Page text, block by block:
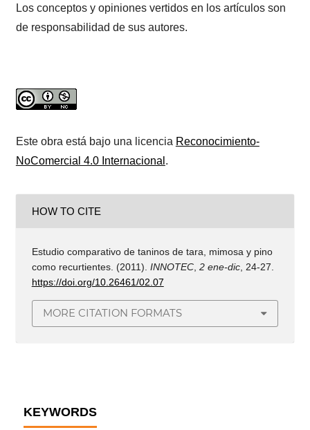
Los conceptos y opiniones vertidos en los artículos son
de responsabilidad de sus autores.
Este obra está bajo una licencia Reconocimiento-
NoComercial 4.0 Internacional .
HOW TO CITE
Estudio comparativo de taninos de tara, mimosa y pino
como recurtientes. (2011). INNOTEC, 2 ene-dic, 24-27.
https://doi.org/10.26461/02.07
MORE CITATION FORMATS
KEYWORDS